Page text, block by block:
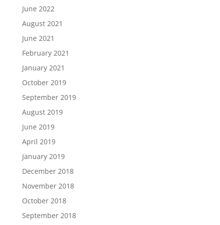
June 2022
August 2021
June 2021
February 2021
January 2021
October 2019
September 2019
August 2019
June 2019
April 2019
January 2019
December 2018
November 2018
October 2018
September 2018